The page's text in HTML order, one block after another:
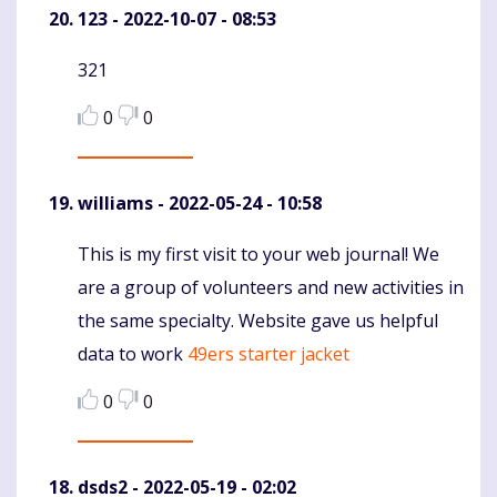
123 - 2022-10-07 - 08:53
Komentaras
321
0
0
williams - 2022-05-24 - 10:58
Komentaras
This is my first visit to your web journal! We
are a group of volunteers and new activities in
the same specialty. Website gave us helpful
data to work 49ers starter jacket
0
0
dsds2 - 2022-05-19 - 02:02